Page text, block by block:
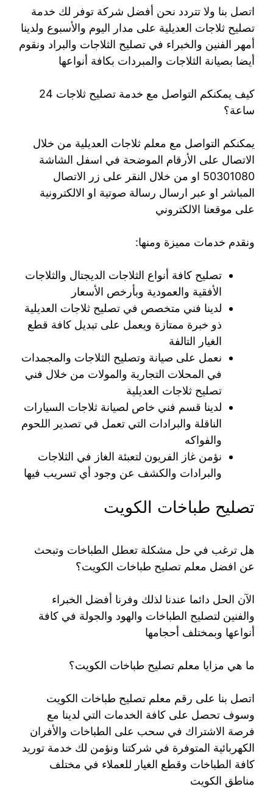
اتصل بنا ولا تتردد نحن أفضل شركة توفر لك خدمة
تصليح ثلاجات العديلية على مدار اليوم والأسبوع ولدينا
أمهر الفنين والخبراء في تصليح الثلاجات والبراد ونقوم
أيضا بصيانة الثلاجات والمبردات بكافة أنواعها
كيف يمكنكم التواصل مع خدمة تصليح ثلاجات 24
ساعة؟
يمكنكم التواصل مع معلم ثلاجات العديلية من خلال
الاتصال على الأرقام الموضحة في اسفل الشاشة
50301080 او من خلال النقر على زر الاتصال
المباشر او عبر ارسال رسالة صوتية او الالكترونية
على موقعنا الالكتروني
ونقدم خدمات مميزة ومنها:
تصليح كافة أنواع الثلاجات الديجتال والثلاجات
الأفقية والعمودية وبأرخص الأسعار
لدينا فني متخصص في تصليح ثلاجات العديلية
ذو خبرة ممتازة ويعمل على تبديل كافة قطع
الغيار التالفة
نعمل على صيانة وتصليح الثلاجات والمجمدات
في المحلات التجارية والمولات من خلال فني
تصليح ثلاجات العديلية
لدينا قسم فني خاص لصيانة ثلاجات السيارات
الناقلة والبرادات التي تعمل في تصدير اللحوم
والفواكه
نؤمن غاز الفريون لتعبئة الغاز في الثلاجات
والبرادات والكشف عن وجود أي تسريب فيها
تصليح طباخات الكويت
هل ترغب في حل مشكلة تعطل الطباخات وتبحث
عن افضل معلم تصليح طباخات الكويت؟
الآن الحل دائما عندنا لذلك وفرنا أفضل الخبراء
والفنين لتصليح الطباخات والهود والجولة في كافة
أنواعها وبمختلف أحجامها
ما هي مزايا معلم تصليح طباخات الكويت؟
اتصل بنا على رقم معلم تصليح طباخات الكويت
وسوف تحصل على كافة الخدمات التي لدينا مع
فرصة الاشتراك في سحب على الطباخات والأفران
الكهربائية المتوفرة في شركتنا ونؤمن لك خدمة توريد
كافة الطباخات وقطع الغيار للعملاء في مختلف
مناطق الكويت